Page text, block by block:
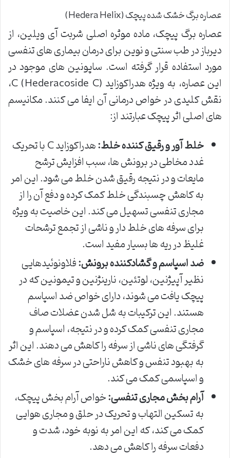
عصاره برگ خشک شده پیچک (Hedera Helix)
عصاره برگ پیچک، ماده موثره اصلی شربت آی ویلین، از
دیرباز در طب سنتی و نوین برای درمان بیماری های تنفسی
مورد استفاده قرار گرفته است. ساپونین های موجود در
این عصاره، به ویژه هدراکوزاید C (Hederacoside C)،
نقش کلیدی در خواص درمانی آن ایفا می کنند. مکانیسم
های اصلی اثر پیچک عبارتند از:
خلط آور و رقیق کننده خلط:
هدراکوزاید C با تحریک
غدد مخاطی در برونش ها، سبب افزایش ترشح
مایعات و در نتیجه رقیق شدن خلط می شود. این امر
به کاهش چسبندگی خلط کمک کرده و دفع آن را از
مجاری تنفسی تسهیل می کند. این خاصیت به ویژه
برای سرفه های خلط دار و ناشی از تجمع ترشحات
غلیظ در ریه ها بسیار مفید است.
ضد اسپاسم و گشادکننده برونش:فلاونوئیدهایی
نظیر آپیژنین، لوتئین، نارینژنین و تیمونین که در
پیچک یافت می شوند، دارای خواص ضد اسپاسم
هستند. این ترکیبات به شل شدن عضلات صاف
مجاری تنفسی کمک کرده و در نتیجه، اسپاسم و
گرفتگی های ناشی از سرفه را کاهش می دهند. این اثر
به بهبود تنفس و کاهش ناراحتی در سرفه های خشک
و اسپاسمی کمک می کند.
آرام بخش مجاری تنفسی:خواص آرام بخش پیچک،
به تسکین التهاب و تحریک در حلق و مجاری هوایی
کمک می کند، که این امر به نوبه خود، شدت و
دفعات سرفه را کاهش می دهد.